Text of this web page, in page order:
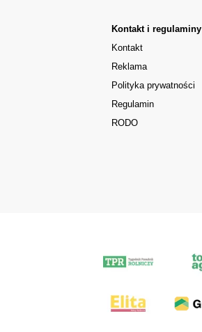
Kontakt i regulaminy
Kontakt
Reklama
Polityka prywatności
Regulamin
RODO